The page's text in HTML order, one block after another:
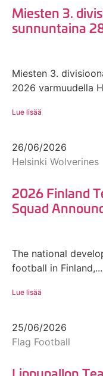
Miesten 3.
sunnuntaina
Miesten 3.
2026 varmuudella
Lue lisää
26/06/2026
Helsinki Wolverines
2026 Finland
Squad
The national
football in Finland,...
Lue lisää
25/06/2026
Flag Football